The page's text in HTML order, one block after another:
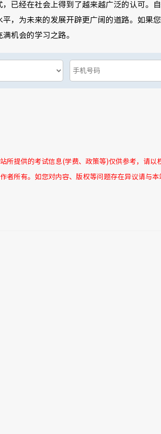
已经在社会上得到了越来越广泛的认可。
，为未来的发展开辟更广阔的道路。如果
机会的学习之路。
所提供的考试信息(学费、政策等)仅供参考，请以
者所有。如您对内容、版权等问题存在异议请与本